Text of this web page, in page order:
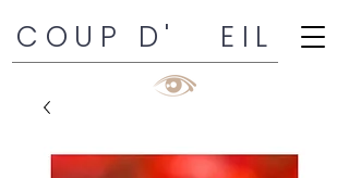
COUP D' EIL